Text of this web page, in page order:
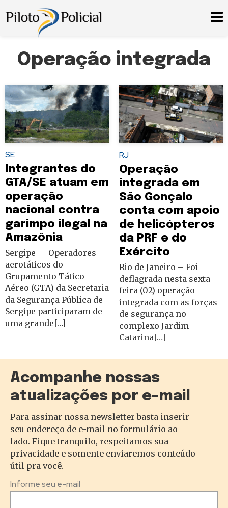
Operação integrada
SE
Integrantes do
GTA/SE atuam em
operação
nacional contra
garimpo ilegal na
Amazônia
Sergipe — Operadores
aerotáticos do
Grupamento Tático
Aéreo (GTA) da Secretaria
da Segurança Pública de
Sergipe participaram de
uma grande[…]
RJ
Operação
integrada em
São Gonçalo
conta com apoio
de helicópteros
da PRF e do
Exército
Rio de Janeiro – Foi
deflagrada nesta sexta-
feira (02) operação
integrada com as forças
de segurança no
complexo Jardim
Catarina[…]
Acompanhe nossas
atualizações por e-mail
Para assinar nossa newsletter basta inserir
seu endereço de e-mail no formulário ao
lado. Fique tranquilo, respeitamos sua
privacidade e somente enviaremos conteúdo
útil pra você.
Informe seu e-mail